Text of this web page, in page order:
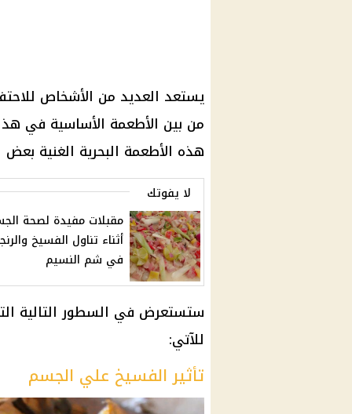
يستعد العديد من الأشخاص
من بين الأطعمة الأساسية في
هذه الأطعمة البحرية الغنية
لا يفوتك
مقبلات مفيدة لصحة
أثناء تناول الفسيخ
في شم النسيم
ستستعرض في السطور التالية
للآتي:
تأثير الفسيخ علي الجسم